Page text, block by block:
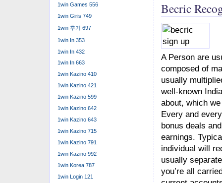
Becric
A Person are
composed of
usually
well-known
about, which
Every and
bonus deals
earnings.
individual will
usually
you’re all
1win Games 556
1win Giris 749
1win 후기 697
1win In 353
1win In 432
1win In 663
1win Kazino 410
1win Kazino 421
1win Kazino 599
1win Kazino 642
1win Kazino 643
1win Kazino 715
1win Kazino 791
1win Kazino 992
1win Korea 787
1win Login 121